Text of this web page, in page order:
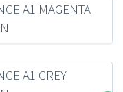
A1 MAGENTA
A1 GREY